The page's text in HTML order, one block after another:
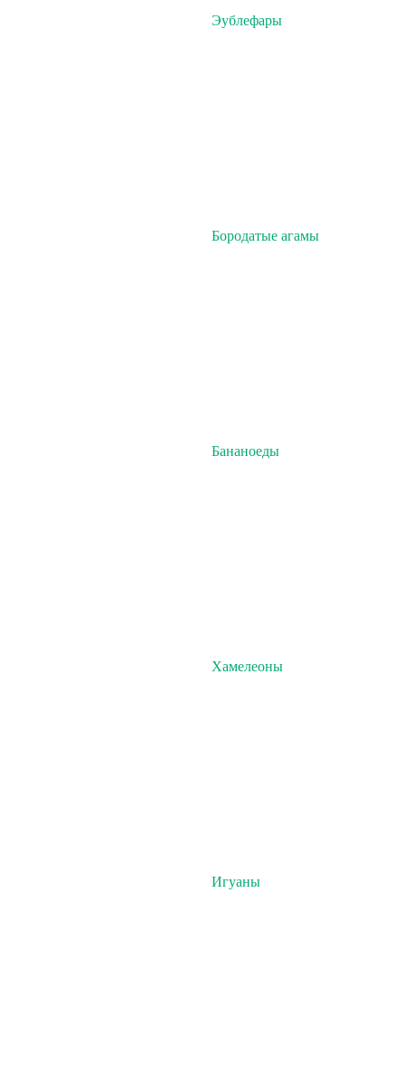
Эублефары
Бородатые агамы
Бананоеды
Хамелеоны
Игуаны